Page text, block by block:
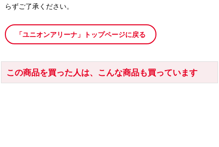
らずご了承ください。
「ユニオンアリーナ」トップページに戻る
この商品を買った人は、こんな商品も買っています